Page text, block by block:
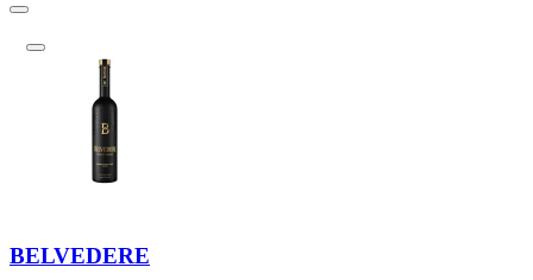
BELVEDERE